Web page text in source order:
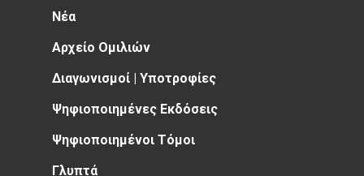
Νέα
Αρχείο Ομιλιών
Διαγωνισμοί | Υποτροφίες
Ψηφιοποιημένες Εκδόσεις
Ψηφιοποιημένοι Τόμοι
Γλυπτά